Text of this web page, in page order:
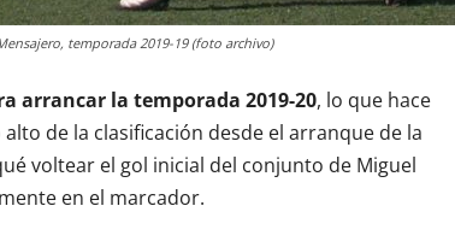
temporada 2019-19 (foto archivo)
arrancar la temporada 2019-20, lo que hace
de la clasificación desde el arranque de la
voltear el gol inicial del conjunto de Miguel
en el marcador.